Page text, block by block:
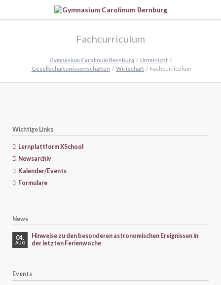
Fachcurriculum
Gymnasium Carolinum Bernburg
Unterricht
Gesellschaftswissenschaften
Wirtschaft Fachcurriculum
Wichtige Links
Lernplattform XSchool
Newsarchiv
Kalender/Events
Formulare
News
04.
AUG
Hinweise zu den besonderen astronomischen Ereignissen in
der letzten Ferienwoche
Events